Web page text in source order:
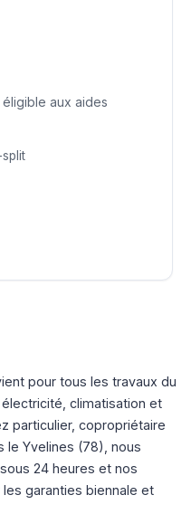
aux aides
pour tous les travaux du
climatisation et
particulier, copropriétaire
le Yvelines (78), nous
24 heures et nos
garanties biennale et